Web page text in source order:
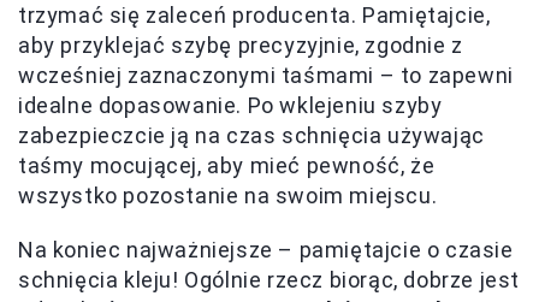
trzymać się zaleceń producenta. Pamiętajcie,
aby przyklejać szybę precyzyjnie, zgodnie z
wcześniej zaznaczonymi taśmami – to zapewni
idealne dopasowanie. Po wklejeniu szyby
zabezpieczcie ją na czas schnięcia używając
taśmy mocującej, aby mieć pewność, że
wszystko pozostanie na swoim miejscu.
Na koniec najważniejsze – pamiętajcie o czasie
schnięcia kleju! Ogólnie rzecz biorąc, dobrze jest